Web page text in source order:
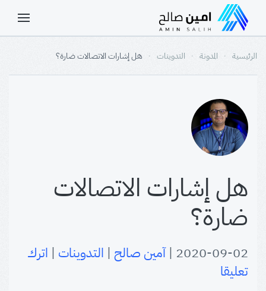
الرئيسية المدونة التدوينات هل إشارات الاتصالات ضارة؟
هل إشارات الاتصالات
ضارة؟
2020-09-02
|آمين صالح | التدوينات | اترك
تعليقا